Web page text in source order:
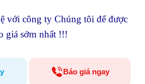
với công ty Chúng tôi để được
giá sớm nhất !!!
Báo giá ngay